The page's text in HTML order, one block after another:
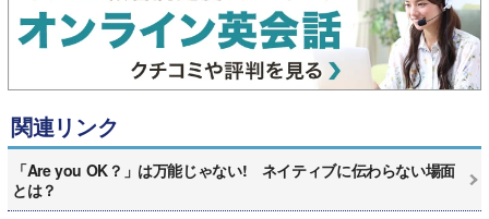
関連リンク
「Are you OK？」は万能じゃない! ネイティブに伝わらない場面
とは？